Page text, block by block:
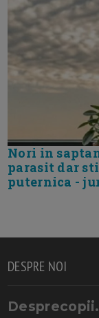
Nori in
parasit dar
puternica -
DESPRE NOI